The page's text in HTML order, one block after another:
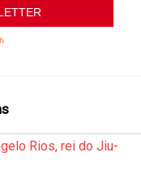
Rios, rei do Jiu-